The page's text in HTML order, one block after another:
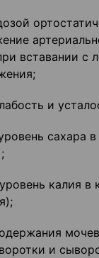
вставании с
и
сахара в
калия в
и